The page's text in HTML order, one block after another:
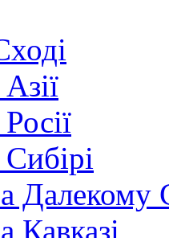
Далекому
Кавказі